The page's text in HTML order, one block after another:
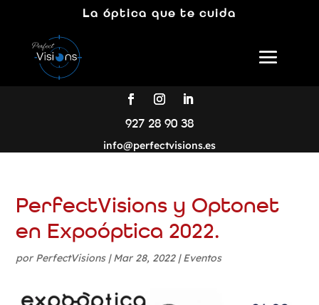
La óptica que te cuida
927 28 90 38
info@perfectvisions.es
PerfectVisions y Optonet
en Expoóptica 2022.
por PerfectVisions|Mar 28, 2022|Eventos